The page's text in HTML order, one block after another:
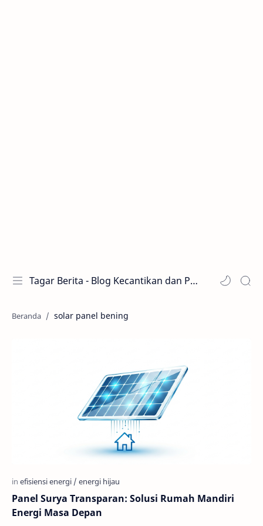
Tagar Berita - Blog Kecantikan dan Perawatan
solar panel bening
Panel Surya Transparan: Solusi Rumah Mandiri
Energi Masa Depan